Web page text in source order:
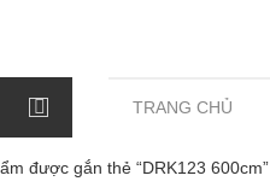
TRANG CHỦ
được gắn thẻ “DRK123 600cm”